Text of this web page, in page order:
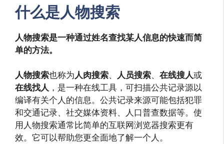
什么是人物搜索
人物搜索是一种通过姓名查找某人信息的快速而简
单的方法。
人物搜索也称为人肉搜索、 人员搜索、 在线搜人或
在线找人 ，是一种在线工具，可扫描公共记录源以
编译有关个人的信息。公共记录来源可能包括犯罪
和交通记录、社交媒体资料、人口普查数据等。使
用人物搜索通常比简单的互联网浏览器搜索更有
效。它可以帮助您更全面地了解一个人。